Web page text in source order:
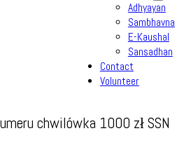
Adhyayan
Sambhavna
E-Kaushal
Sansadhan
Contact
Volunteer
chwilówka 1000 zł SSN